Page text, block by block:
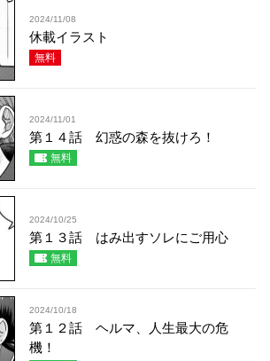
2024/11/08
休載イラスト
無料
2024/11/01
第１４話 幻惑の森を抜けろ！
無料
2024/10/25
第１３話 はみ出すソレにご用心
無料
2024/10/18
第１２話 ヘルマ、人生最大の危
機！